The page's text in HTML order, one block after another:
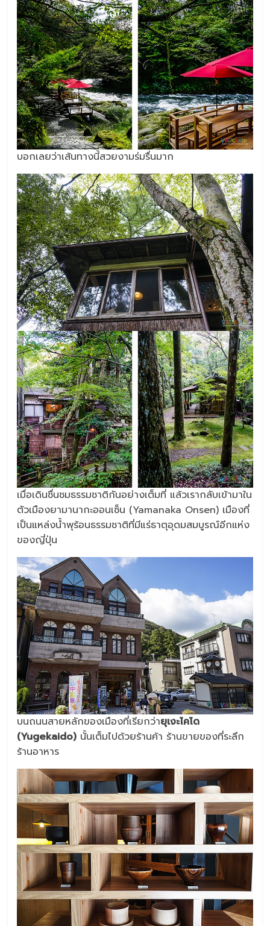
บอกเลยว่าเส้นทางนี้สวยงามร่มรื่นมาก
เมื่อเดินชื่นชมธรรมชาติกันอย่างเต็มที่ แล้วเรากลับเข้ามาใน
ตัวเมืองยามานากะออนเซ็น (Yamanaka Onsen) เมืองที่
เป็นแหล่งน้ำพุร้อนธรรมชาติที่มีแร่ธาตุอุดมสมบูรณ์อีกแห่ง
ของญี่ปุ่น
บนถนนสายหลักของเมืองที่เรียกว่ายุเงะไคโด
(Yugekaido) นั้นเต็มไปด้วยร้านค้า ร้านขายของที่ระลึก
ร้านอาหาร